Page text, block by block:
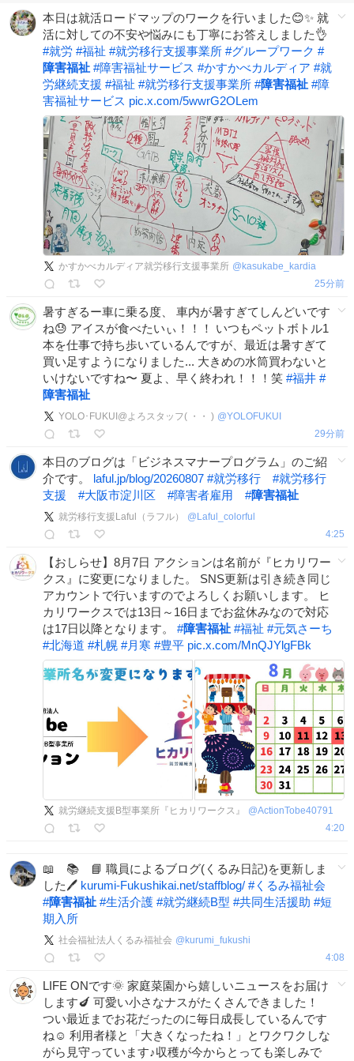
本日は就活ロードマップのワークを行いました😊✨ 就
活に対しての不安や悩みにも丁寧にお答えしました👌
#就労 #福祉 #就労移行支援事業所 #グループワーク #
障害福祉 #障害福祉サービス #かすかべカルディア #就
労継続支援 #福祉 #就労移行支援事業所 #障害福祉 #障
害福祉サービス pic.x.com/5wwrG2OLem
かすかべカルディア就労移行支援事業所 @ kasukabe_kardia
26分前
暑すぎるー車に乗る度、 車内が暑すぎてしんどいです
ね😓 アイスが食べたいぃ！！！ いつもペットボトル1
本を仕事で持ち歩いているんですが、最近は暑すぎて
買い足すようになりました... 大きめの水筒買わないと
いけないですね〜 夏よ、早く終われ！！！笑 #福井 #
障害福祉
YOLO･FUKUI@よろスタッフ( ・・ ) @YOLOFUKUI
29分前
本日のブログは「ビジネスマナープログラム」のご紹
介です。 laful.jp/blog/20260807 #就労移行 #就労移行
支援
#大阪市淀川区 #障害者雇用 #障害福祉
就労移行支援Laful（ラフル） @ Laful_colorful
4:25
【おしらせ】8月7日 アクションは名前が『ヒカリワー
クス』に変更になりました。 SNS更新は引き続き同じ
アカウントで行いますのでよろしくお願いします。 ヒ
カリワークスでは13日～16日までお盆休みなので対応
は17日以降となります。 #障害福祉 #福祉 #元気さーち
#北海道 #札幌 #月寒 #豊平 pic.x.com/MnQJYlgFBk
就労継続支援B型事業所『ヒカリワークス』 @ActionTobe40791
4:20
📖 📚 📘 職員によるブログ(くるみ日記)を更新しま
した🖊 kurumi-Fukushikai.net/staffblog/ #くるみ福祉会
#障害福祉 #生活介護 #就労継続B型 #共同生活援助 #短
期入所
社会福祉法人くるみ福祉会 @ kurumi_fukushi
4:08
LIFE ONです🌞 家庭菜園から嬉しいニュースをお届け
します🍆 可愛い小さなナスがたくさんできました！
つい最近までお花だったのに毎日成長しているんです
ね☺ 利用者様と「大きくなったね！」とワクワクしな
がら見守っています♪収穫が今からとっても楽しみで